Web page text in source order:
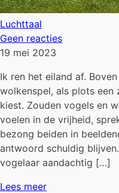
Luchttaal
Geen reacties
19 mei 2023
Ik ren het eiland af.
wolkenspel, als plots een
kiest. Zouden vogels en
voelen in de vrijheid,
bezong beiden in
antwoord schuldig
vogelaar aandachtig […]
Lees meer